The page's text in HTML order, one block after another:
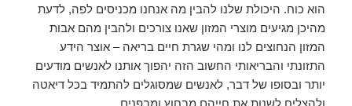
הוא כוח. היכולת שלנו להבין מה אנחנו מכניסים לפה, לדעת
מהיכן מגיעים מוצרי המזון שאנו צורכים ולהבין מהם אבות
המזון הנחוצים לנו ומהי שגרת חיים בריאה – אוצר הידע
התזונתי והבריאותי החשוב הזה יהפוך אותנו לאנשים מודעים
יותר ובסופו של דבר, לאנשים שמסוגלים להתמיד בכל דיאטה
ולהצליח לשנות את חייהם מבחוץ ומבפנים.